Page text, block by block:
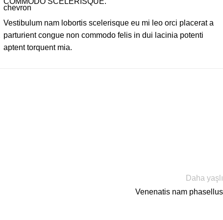
Vestibulum nam lobortis scelerisque eu mi leo orci placerat a
parturient congue non commodo felis in dui lacinia potenti
aptent torquent mia.
Daha yaşlı
Venenatis nam phasellus